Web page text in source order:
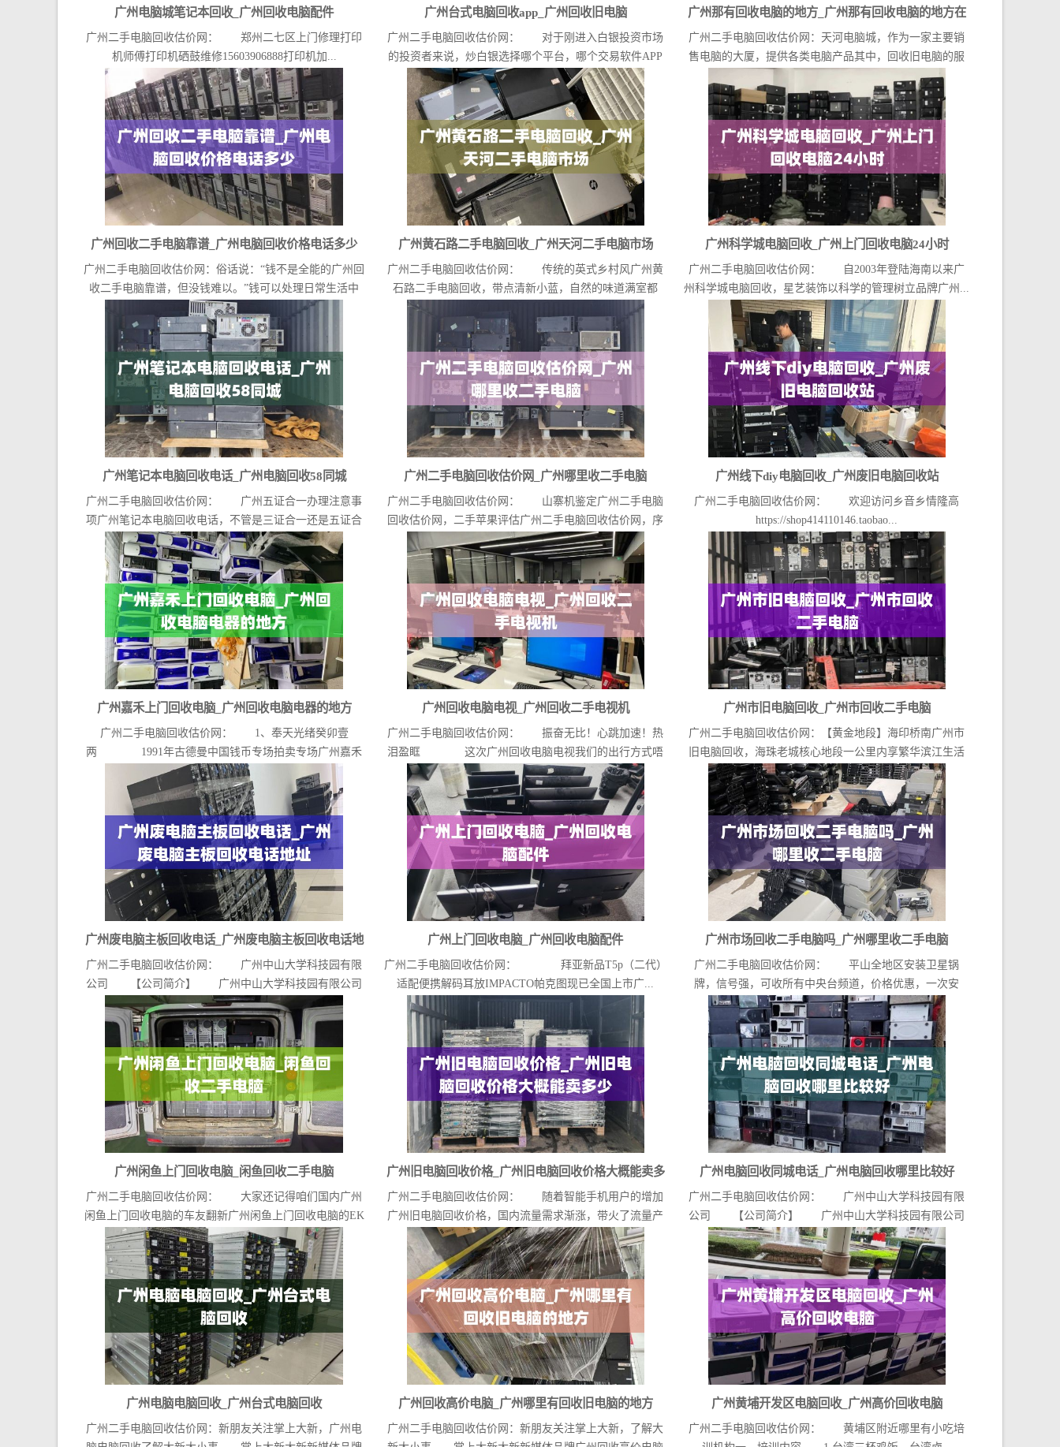
广州电脑城笔记本回收_广州回收电脑配件
广州二手电脑回收估价网： 郑州二七区上门修理打印
机师傅打印机硒鼓维修15603906888打印机加...
广州台式电脑回收app_广州回收旧电脑
广州二手电脑回收估价网： 对于刚进入白银投资市场
的投资者来说，炒白银选择哪个平台，哪个交易软件APP
广州那有回收电脑的地方_广州那有回收电脑的地方在
哪里
广州二手电脑回收估价网：天河电脑城，作为一家主要销
售电脑的大厦，提供各类电脑产品其中，回收旧电脑的服
广州回收二手电脑靠谱_广州电脑回收价格电话多少
广州二手电脑回收估价网：俗话说：“钱不是全能的广州回
收二手电脑靠谱，但没钱难以。”钱可以处理日常生活中
的...
广州黄石路二手电脑回收_广州天河二手电脑市场
广州二手电脑回收估价网： 传统的英式乡村风广州黄
石路二手电脑回收，带点清新小蓝，自然的味道满室都
广州科学城电脑回收_广州上门回收电脑24小时
广州二手电脑回收估价网： 自2003年登陆海南以来广
州科学城电脑回收，星艺装饰以科学的管理树立品牌广州...
广州笔记本电脑回收电话_广州电脑回收58同城
广州二手电脑回收估价网： 广州五证合一办理注意事
项广州笔记本电脑回收电话，不管是三证合一还是五证合
一广...
广州二手电脑回收估价网_广州哪里收二手电脑
广州二手电脑回收估价网： 山寨机鉴定广州二手电脑
回收估价网，二手苹果评估广州二手电脑回收估价网，序
列号...
广州线下diy电脑回收_广州废旧电脑回收站
广州二手电脑回收估价网： 欢迎访问乡音乡情隆高
https://shop414110146.taobao...
广州嘉禾上门回收电脑_广州回收电脑电器的地方
广州二手电脑回收估价网： 1、奉天光绪癸卯壹
两 1991年古德曼中国钱币专场拍卖专场广州嘉禾
上门...
广州回收电脑电视_广州回收二手电视机
广州二手电脑回收估价网： 振奋无比！心跳加速！热
泪盈眶 这次广州回收电脑电视我们的出行方式唔
系公...
广州市旧电脑回收_广州市回收二手电脑
广州二手电脑回收估价网：【黄金地段】海印桥南广州市
旧电脑回收，海珠老城核心地段一公里内享繁华滨江生活
一桥...
广州废电脑主板回收电话_广州废电脑主板回收电话地
广州二手电脑回收估价网： 广州中山大学科技园有限
公司 【公司简介】 广州中山大学科技园有限公司
（官...
广州上门回收电脑_广州回收电脑配件
广州二手电脑回收估价网： 拜亚新品T5p（二代）
适配便携解码耳放IMPACTO帕克图现已全国上市广...
广州市场回收二手电脑吗_广州哪里收二手电脑
广州二手电脑回收估价网： 平山全地区安装卫星锅
牌，信号强，可收所有中央台频道，价格优惠，一次安
装，终生...
广州闲鱼上门回收电脑_闲鱼回收二手电脑
广州二手电脑回收估价网： 大家还记得咱们国内广州
闲鱼上门回收电脑的车友翻新广州闲鱼上门回收电脑的EK
吗...
广州旧电脑回收价格_广州旧电脑回收价格大概能卖多
广州二手电脑回收估价网： 随着智能手机用户的增加
广州旧电脑回收价格，国内流量需求渐涨，带火了流量产
品市...
广州电脑回收同城电话_广州电脑回收哪里比较好
广州二手电脑回收估价网： 广州中山大学科技园有限
公司 【公司简介】 广州中山大学科技园有限公司
（官...
广州电脑电脑回收_广州台式电脑回收
广州二手电脑回收估价网：新朋友关注掌上大新，广州电
广州回收高价电脑_广州哪里有回收旧电脑的地方
广州二手电脑回收估价网：新朋友关注掌上大新，了解大
广州黄埔开发区电脑回收_广州高价回收电脑
广州二手电脑回收估价网： 黄埔区附近哪里有小吃培